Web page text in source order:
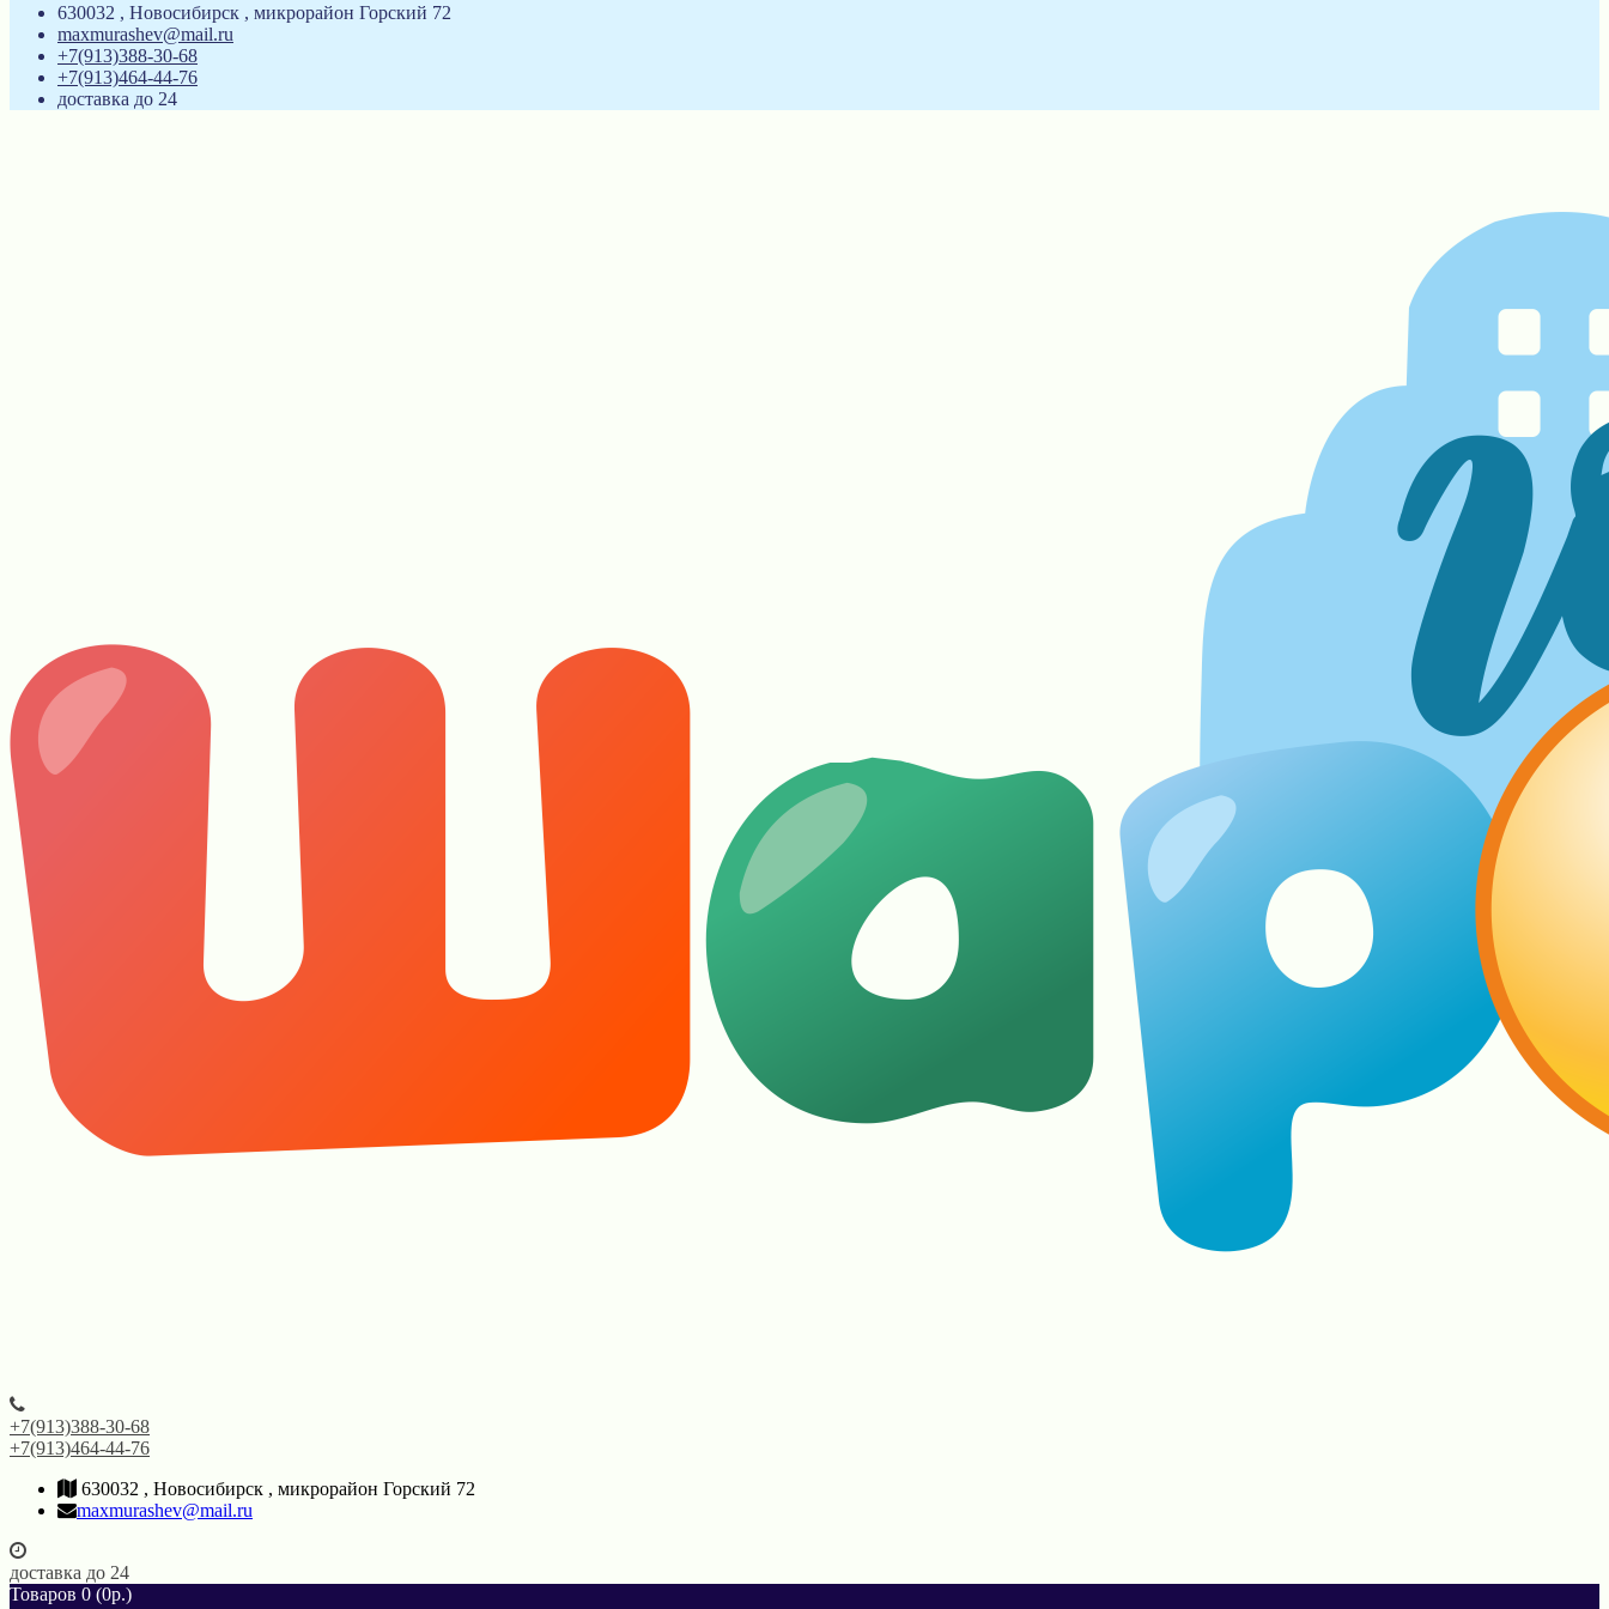
630032 , Новосибирск , микрорайон Горский 72
maxmurashev@mail.ru
+7(913)388-30-68
+7(913)464-44-76
доставка до 24
+7(913)388-30-68
+7(913)464-44-76
630032 , Новосибирск , микрорайон Горский 72
maxmurashev@mail.ru
доставка до 24
Товаров 0 (0р.)